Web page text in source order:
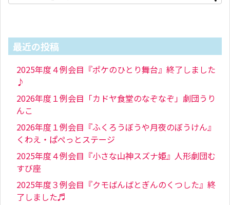
最近の投稿
2025年度４例会目『ポケのひとり舞台』終了しました
♪
2026年度１例会目「カドヤ食堂のなぞなぞ」劇団うり
んこ
2026年度１例会目『ふくろうぼうや月夜のぼうけん』
くわえ・ぱぺっとステージ
2025年度４例会目『小さな山神スズナ姫』人形劇団む
すび座
2025年度３例会目『クモばんばとぎんのくつした』終
了しました♬